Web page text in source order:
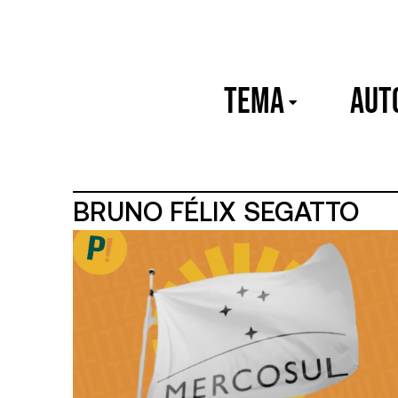
TEMA
BRUNO FÉLIX SEGATTO